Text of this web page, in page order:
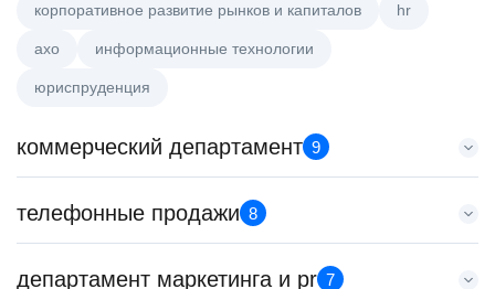
корпоративное развитие рынков и капиталов hr
axo информационные технологии
юриспруденция
коммерческий департамент 9
Тренер по развитию компетенций продаж
HeadHunter::Коммерческий департамент
з/п не указана
телефонные продажи 8
департамент маркетинга и pr 7